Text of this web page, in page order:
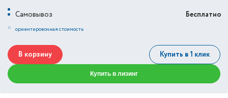
Самовывоз
Бесплатно
* ориентировочная стоимость
В корзину Купить в 1 клик
Купить в лизинг